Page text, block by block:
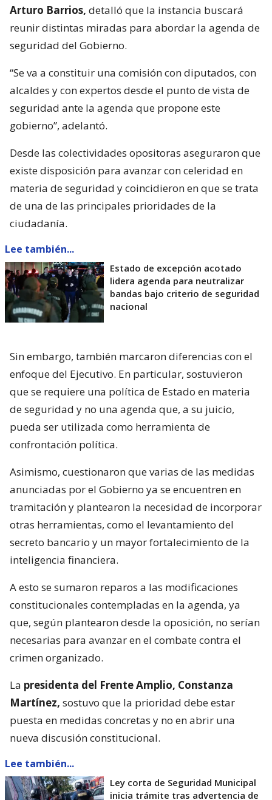
Arturo Barrios, detalló que la instancia buscará
reunir distintas miradas para abordar la agenda de
seguridad del Gobierno.
“Se va a constituir una comisión con diputados, con
alcaldes y con expertos desde el punto de vista de
seguridad ante la agenda que propone este
gobierno”, adelantó.
Desde las colectividades opositoras aseguraron que
existe disposición para avanzar con celeridad en
materia de seguridad y coincidieron en que se trata
de una de las principales prioridades de la
ciudadanía.
Lee también...
Estado de excepción acotado
lidera agenda para neutralizar
bandas bajo criterio de seguridad
nacional
Sin embargo, también marcaron diferencias con el
enfoque del Ejecutivo. En particular, sostuvieron
que se requiere una política de Estado en materia
de seguridad y no una agenda que, a su juicio,
pueda ser utilizada como herramienta de
confrontación política.
Asimismo, cuestionaron que varias de las medidas
anunciadas por el Gobierno ya se encuentren en
tramitación y plantearon la necesidad de incorporar
otras herramientas, como el levantamiento del
secreto bancario y un mayor fortalecimiento de la
inteligencia financiera.
A esto se sumaron reparos a las modificaciones
constitucionales contempladas en la agenda, ya
que, según plantearon desde la oposición, no serían
necesarias para avanzar en el combate contra el
crimen organizado.
La presidenta del Frente Amplio, Constanza
Martínez, sostuvo que la prioridad debe estar
puesta en medidas concretas y no en abrir una
nueva discusión constitucional.
Lee también...
Ley corta de Seguridad Municipal
inicia trámite tras advertencia de